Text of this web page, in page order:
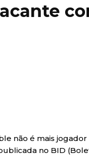
não é mais jogador
no BID